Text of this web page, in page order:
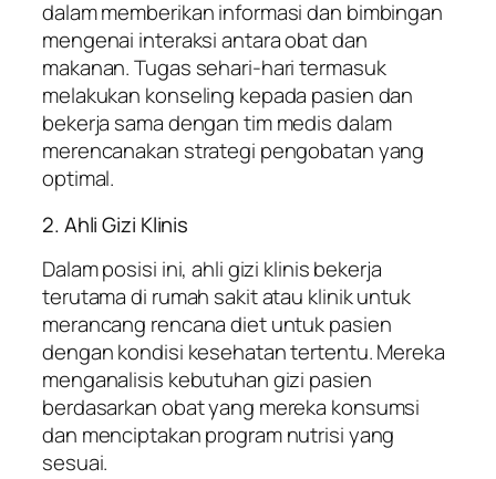
dalam memberikan informasi dan bimbingan
mengenai interaksi antara obat dan
makanan. Tugas sehari-hari termasuk
melakukan konseling kepada pasien dan
bekerja sama dengan tim medis dalam
merencanakan strategi pengobatan yang
optimal.
2. Ahli Gizi Klinis
Dalam posisi ini, ahli gizi klinis bekerja
terutama di rumah sakit atau klinik untuk
merancang rencana diet untuk pasien
dengan kondisi kesehatan tertentu. Mereka
menganalisis kebutuhan gizi pasien
berdasarkan obat yang mereka konsumsi
dan menciptakan program nutrisi yang
sesuai.